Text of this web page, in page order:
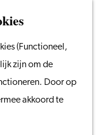
(Functioneel,
zijn om de
Door op
akkoord te
Vanaf het water
wandelen
Winkelen
Eten & drinken
Met kinderen